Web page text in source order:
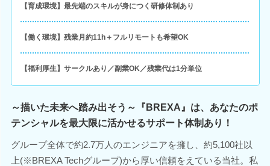
【育成環境】最先端のスキルが身につく研修体制あり
【働く環境】残業月約11h＋フルリモートも希望OK
【福利厚生】サークルあり／副業OK／残業代は1分単位
～描いた未来へ踏み出そう～『BREXA』は、あなたのポ
テンシャルを最大限に活かせるサポート体制あり！
グループ全体で約2.7万人のエンジニアを擁し、約5,100社以
上(※BREXA Techグループ)から厚い信頼をえている当社。私